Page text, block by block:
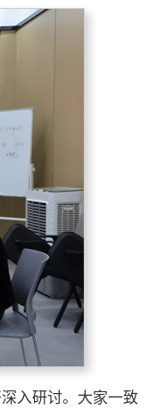
入研讨。大家一致